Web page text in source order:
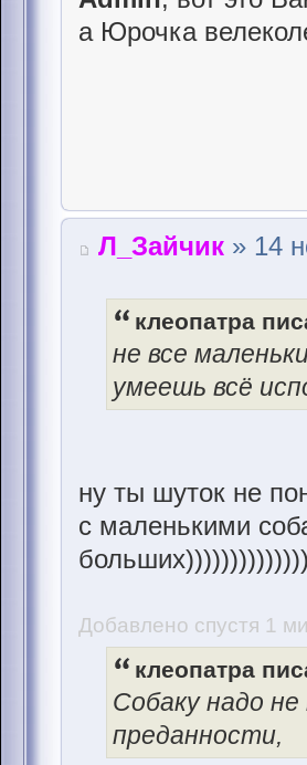
а Юрочка
Л_Зайчик » 14
клеопатра
не все
умеешь всё
ну ты шуток не
с маленькими
Добавлено спустя 1
клеопатра
Собаку надо
преданности,